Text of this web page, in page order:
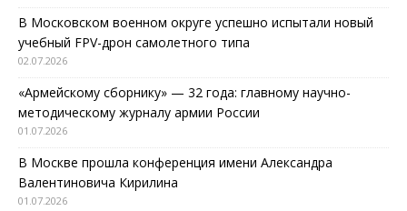
В Московском военном округе успешно испытали новый
учебный FPV-дрон самолетного типа
02.07.2026
«Армейскому сборнику» — 32 года: главному научно-
методическому журналу армии России
01.07.2026
В Москве прошла конференция имени Александра
Валентиновича Кирилина
01.07.2026